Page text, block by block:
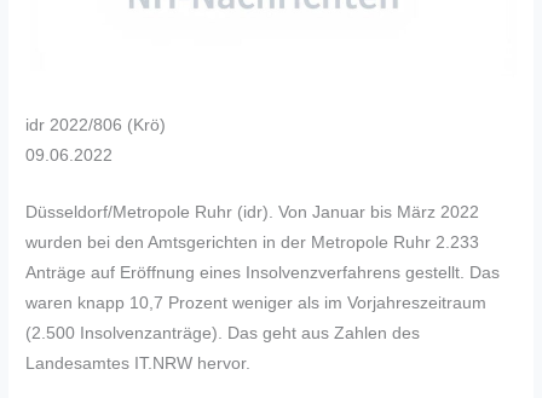
idr 2022/806 (Krö)
09.06.2022
Düsseldorf/Metropole Ruhr (idr). Von Januar bis März 2022
wurden bei den Amtsgerichten in der Metropole Ruhr 2.233
Anträge auf Eröffnung eines Insolvenzverfahrens gestellt. Das
waren knapp 10,7 Prozent weniger als im Vorjahreszeitraum
(2.500 Insolvenzanträge). Das geht aus Zahlen des
Landesamtes IT.NRW hervor.